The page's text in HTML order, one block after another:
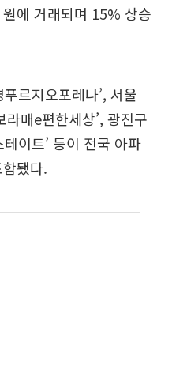
원에 거래되며 15% 상승
르지오포레나’, 서울
라매e편한세상’, 광진구
테이트’ 등이 전국 아파
됐다.